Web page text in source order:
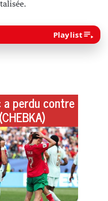
Playlist
a perdu contre